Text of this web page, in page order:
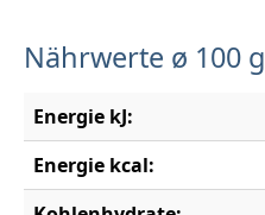
Nährwerte ø 100 g
Energie kJ:
Energie kcal: